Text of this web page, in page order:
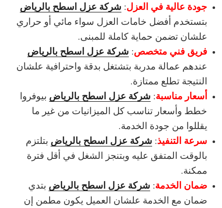
جودة عالية في العزل: شركة عزل اسطح بالرياض
بتستخدم أفضل خامات العزل سواء مائي أو حراري
علشان تضمن حماية كاملة للمبنى.
فريق فني متخصص: شركة عزل اسطح بالرياض
عندهم عمالة مدربة بتشتغل بدقة واحترافية علشان
النتيجة تطلع ممتازة.
أسعار مناسبة: شركة عزل اسطح بالرياض بيوفروا
خطط وأسعار تناسب كل الميزانيات من غير ما
يقللوا من جودة الخدمة.
سرعة التنفيذ: شركة عزل اسطح بالرياض بتلتزم
بالوقت المتفق عليه وبتنجز الشغل في أقل فترة
ممكنة.
ضمان الخدمة: شركة عزل اسطح بالرياض بتدي
ضمان مع الخدمة علشان العميل يكون مطمن إن